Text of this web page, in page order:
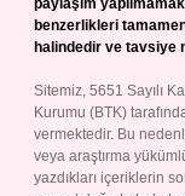
paylaşım
benzerlikleri
halindedir ve tavsiye
Sitemiz, 5651 Sayılı
Kurumu (BTK)
vermektedir. Bu
veya araştırma
yazdıkları içeriklerin